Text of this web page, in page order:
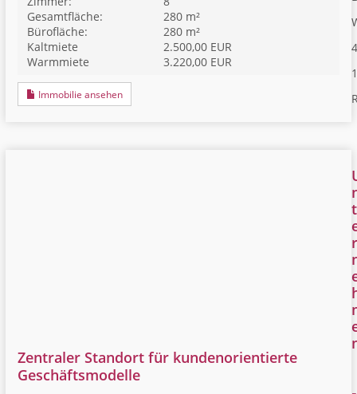
Gesamtfläche:
280 m²
Bürofläche:
280 m²
Kaltmiete
2.500,00 EUR
Warmmiete
3.220,00 EUR
Immobilie ansehen
Zentraler Standort für kundenorientierte
Geschäftsmodelle
t
r